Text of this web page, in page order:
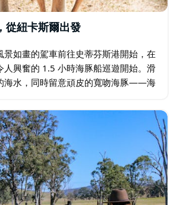
從紐卡斯爾出發
景如畫的駕車前往史蒂芬斯港開始，在
人興奮的 1.5 小時海豚船巡遊開始。滑
海水，同時留意頑皮的寬吻海豚——海